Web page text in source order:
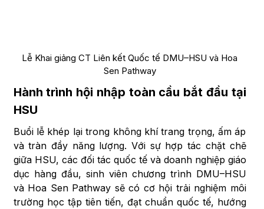
Lễ Khai giảng CT Liên kết Quốc tế DMU–HSU và Hoa
Sen Pathway
Hành trình hội nhập toàn cầu bắt đầu tại
HSU
Buổi lễ khép lại trong không khí trang trọng, ấm áp
và tràn đầy năng lượng. Với sự hợp tác chặt chẽ
giữa HSU, các đối tác quốc tế và doanh nghiệp giáo
dục hàng đầu, sinh viên chương trình DMU–HSU
và Hoa Sen Pathway sẽ có cơ hội trải nghiệm môi
trường học tập tiên tiến, đạt chuẩn quốc tế, hướng